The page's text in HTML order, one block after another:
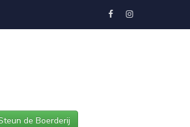
de Boerderij